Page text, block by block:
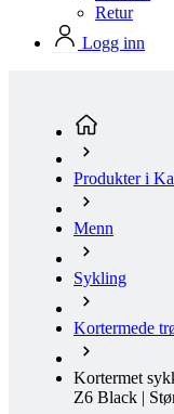
Menn
Sykling
Kortermede
Kortermet
Z6 Black |
Varm sommer